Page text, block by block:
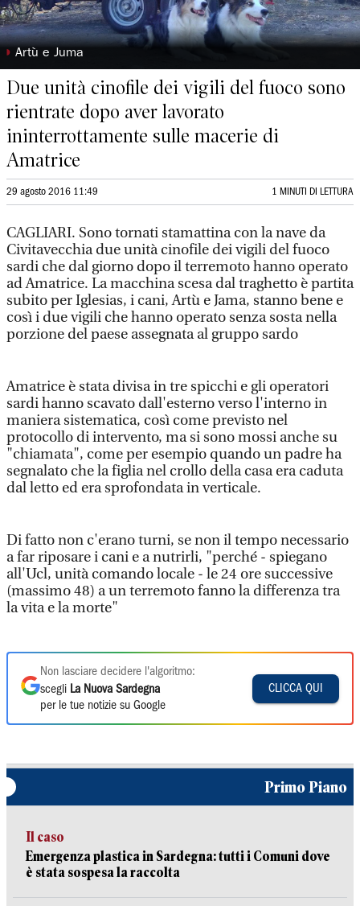
◗ Artù e Juma
Due unità cinofile dei vigili del fuoco sono
rientrate dopo aver lavorato
ininterrottamente sulle macerie di
Amatrice
29 agosto 2016 11:49 1 MINUTI DI LETTURA
CAGLIARI. Sono tornati stamattina con la nave da
Civitavecchia due unità cinofile dei vigili del fuoco
sardi che dal giorno dopo il terremoto hanno operato
ad Amatrice. La macchina scesa dal traghetto è partita
subito per Iglesias, i cani, Artù e Jama, stanno bene e
così i due vigili che hanno operato senza sosta nella
porzione del paese assegnata al gruppo sardo
Amatrice è stata divisa in tre spicchi e gli operatori
sardi hanno scavato dall'esterno verso l'interno in
maniera sistematica, così come previsto nel
protocollo di intervento, ma si sono mossi anche su
"chiamata", come per esempio quando un padre ha
segnalato che la figlia nel crollo della casa era caduta
dal letto ed era sprofondata in verticale.
Di fatto non c'erano turni, se non il tempo necessario
a far riposare i cani e a nutrirli, "perché - spiegano
all'Ucl, unità comando locale - le 24 ore successive
(massimo 48) a un terremoto fanno la differenza tra
la vita e la morte"
Non lasciare decidere l'algoritmo:
scegli La Nuova Sardegna
per le tue notizie su Google
CLICCA QUI
Primo Piano
Il caso
Emergenza plastica in Sardegna: tutti i Comuni dove
è stata sospesa la raccolta